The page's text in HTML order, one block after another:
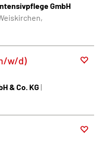
GmbH
w/d)
& Co. KG |